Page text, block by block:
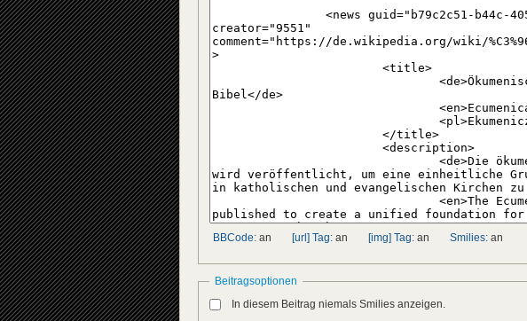
BBCode: an [url] Tag: an [img] Tag: an Smilies: an
Beitragsoptionen
In diesem Beitrag niemals Smilies anzeigen.